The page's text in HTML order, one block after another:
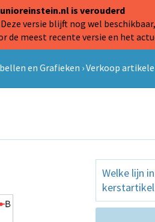
is verouderd
versie blijft nog wel
de meest recente versie en het
en Grafieken ›Verkoop
Welke lijn